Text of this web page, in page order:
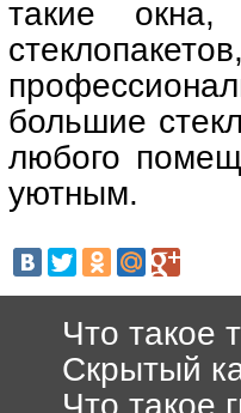
такие окна,
большие
любого
уютным.
Что такое
Cкрытый
Что такое